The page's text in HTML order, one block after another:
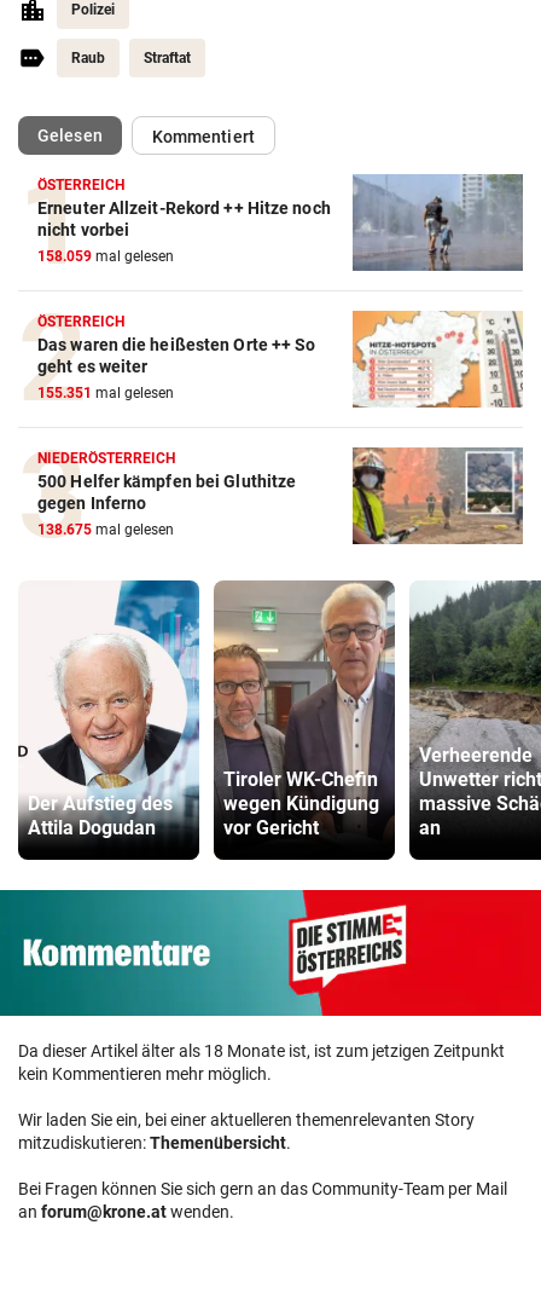
Polizei
Raub Straftat
Gelesen(ausgewählt)Kommentiert
ÖSTERREICH
Erneuter Allzeit-Rekord ++ Hitze noch
nicht vorbei
158.059 mal gelesen
ÖSTERREICH
Das waren die heißesten Orte ++ So
geht es weiter
155.351 mal gelesen
NIEDERÖSTERREICH
500 Helfer kämpfen bei Gluthitze
gegen Inferno
138.675 mal gelesen
Der Aufstieg des
Attila Dogudan
Tiroler WK-Chefin
wegen Kündigung
vor Gericht
Verheerende
Unwetter
massive
an
Da dieser Artikel älter als 18 Monate ist, ist zum jetzigen Zeitpunkt
kein Kommentieren mehr möglich.
Wir laden Sie ein, bei einer aktuelleren themenrelevanten Story
mitzudiskutieren:Themenübersicht.
Bei Fragen können Sie sich gern an das Community-Team per Mail
an forum@krone.atwenden.